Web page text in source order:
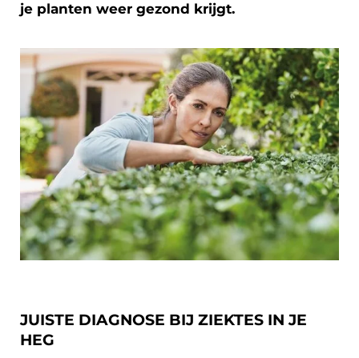
je planten weer gezond krijgt.
JUISTE DIAGNOSE BIJ ZIEKTES IN JE
HEG